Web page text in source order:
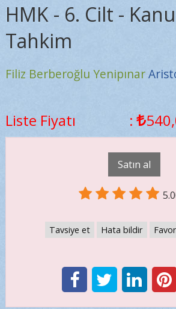
HMK - 6. Cilt -
Tahkim
Filiz Berberoğlu Yenipınar
Liste Fiyatı : 540
Satın al
Tavsiye et Hata bildir